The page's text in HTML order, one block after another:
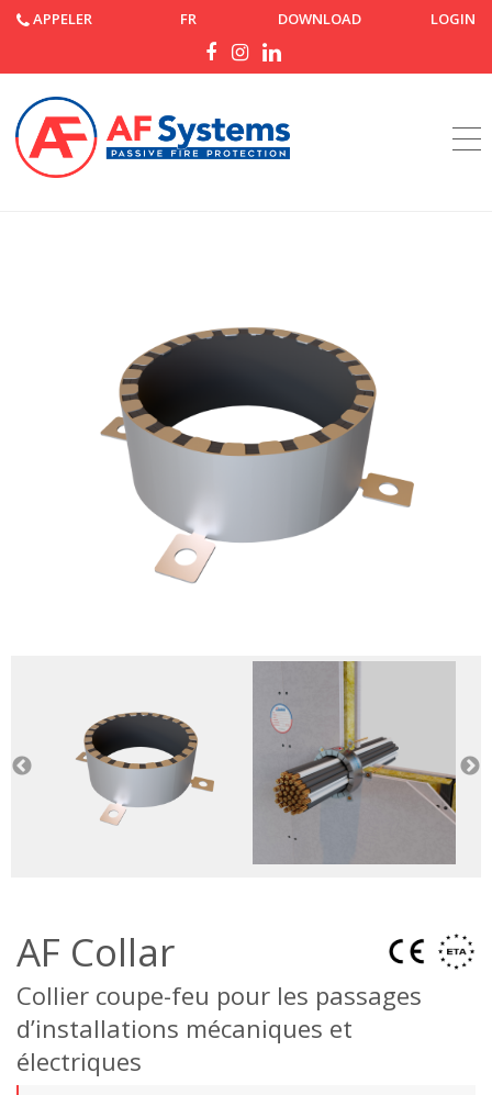
APPELER FR DOWNLOAD LOGIN
Accueil
AF Collar
Collier coupe-feu pour les passages
d’installations mécaniques et
électriques